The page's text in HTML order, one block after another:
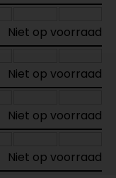
Niet op voorraad
Niet op voorraad
Niet op voorraad
Niet op voorraad